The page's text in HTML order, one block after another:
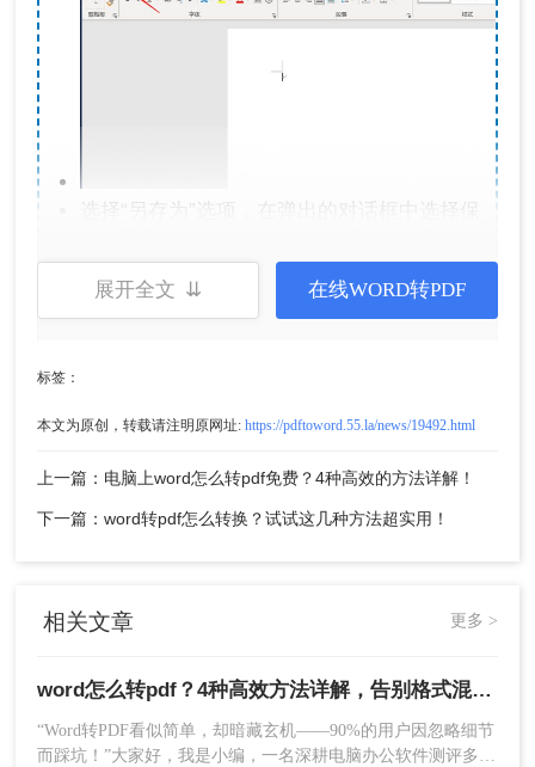
选择“另存为”选项，在弹出的对话框中选择保
大小），点击“保存”即可完成转换。
案例参考：某自媒体团队在制作电子报告时，用此
方法转换10页文档，仅需30秒，且字体和段落格式
保留完整。
展开全文 ⇊ 在线WORD转PDF
标签：
本文为原创，转载请注明原网址: https://pdftoword.55.la/news/19492.html
上一篇：电脑上word怎么转pdf免费？4种高效的方法详解！
下一篇：word转pdf怎么转换？试试这几种方法超实用！
相关文章 更多 >
word怎么转pdf？4种高效方法详解，告别格式混乱！
“Word转PDF看似简单，却暗藏玄机——90%的用户因忽略细节
而踩坑！”大家好，我是小编，一名深耕电脑办公软件测评多年